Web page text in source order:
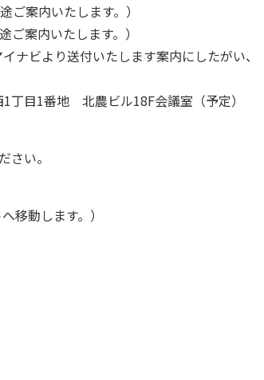
内いたします。）
内いたします。）
ビより送付いたします案内にしたがい、
目1番地 北農ビル18F会議室（予定）
い。
動します。）